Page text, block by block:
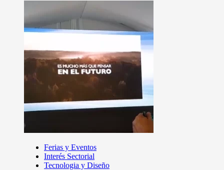
Ferias y Eventos
Interés Sectorial
Tecnologia y Diseño